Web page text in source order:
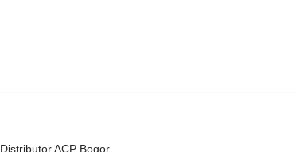
Distributor ACP Bogor